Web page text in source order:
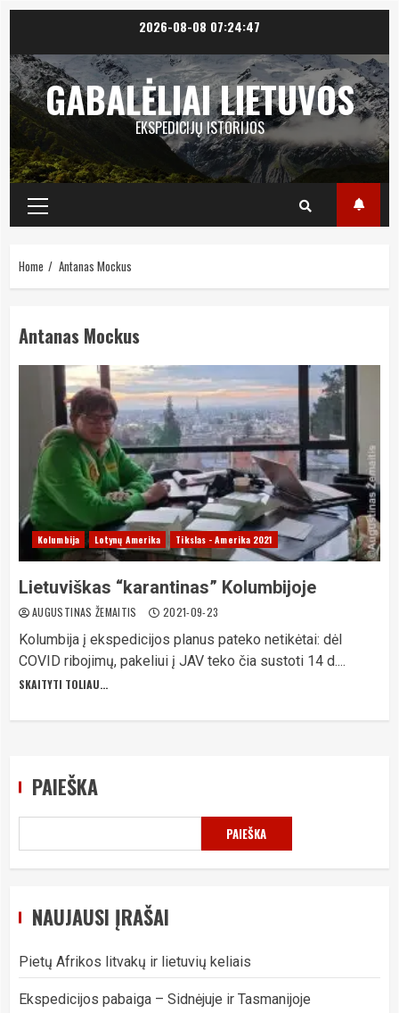
content
2026-08-08 07:24:47
GABALĖLIAI LIETUVOS
EKSPEDICIJŲ ISTORIJOS
Primary
Menu
Home Antanas Mockus
Antanas Mockus
Kolumbija Lotynų Amerika Tikslas - Amerika 2021
Lietuviškas “karantinas” Kolumbijoje
AUGUSTINAS ŽEMAITIS 2021-09-23
Kolumbija į ekspedicijos planus pateko netikėtai: dėl
COVID ribojimų, pakeliui į JAV teko čia sustoti 14 d....
SKAITYTI TOLIAU...
PAIEŠKA
PAIEŠKA
NAUJAUSI ĮRAŠAI
Pietų Afrikos litvakų ir lietuvių keliais
Ekspedicijos pabaiga – Sidnėjuje ir Tasmanijoje